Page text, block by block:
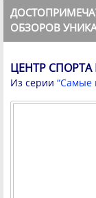
ОБЗОРОВ
ЦЕНТР
Из серии “Самые